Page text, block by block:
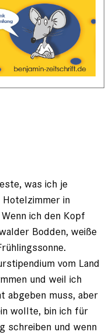
was ich je
Hotelzimmer in
ich den Kopf
Bodden, weiße
vom Land
und weil ich
abgeben muss, aber
wollte, bin ich für
schreiben und wenn